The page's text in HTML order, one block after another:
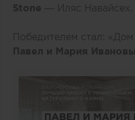
Stone — Иляс Навайсех.
Победителем стал:
Павел и Мария Ивановы